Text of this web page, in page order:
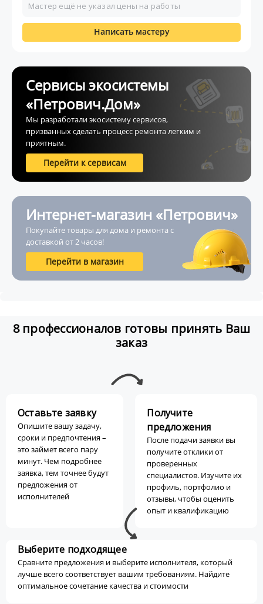
Мастер ещё не указал цены на работы
Написать мастеру
Сервисы экосистемы
«Петрович.Дом»
Мы разработали экосистему сервисов,
призванных сделать процесс ремонта легким и
приятным.
Перейти к сервисам
Интернет-магазин «Петрович»
Покупайте товары для дома и ремонта с
доставкой от 2 часов!
Перейти в магазин
8 профессионалов готовы принять Ваш
заказ
Оставьте заявку
Опишите вашу задачу,
сроки и предпочтения –
это займет всего пару
минут. Чем подробнее
заявка, тем точнее будут
предложения от
исполнителей
Получите
предложения
После подачи заявки вы
получите отклики от
проверенных
специалистов. Изучите их
профиль, портфолио и
отзывы, чтобы оценить
опыт и квалификацию
Выберите подходящее
Сравните предложения и выберите исполнителя, который
лучше всего соответствует вашим требованиям. Найдите
оптимальное сочетание качества и стоимости